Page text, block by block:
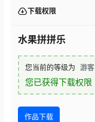
下载权限
水果拼拼乐
您当前的等级为 游客
您已获得下载权限
作品下载